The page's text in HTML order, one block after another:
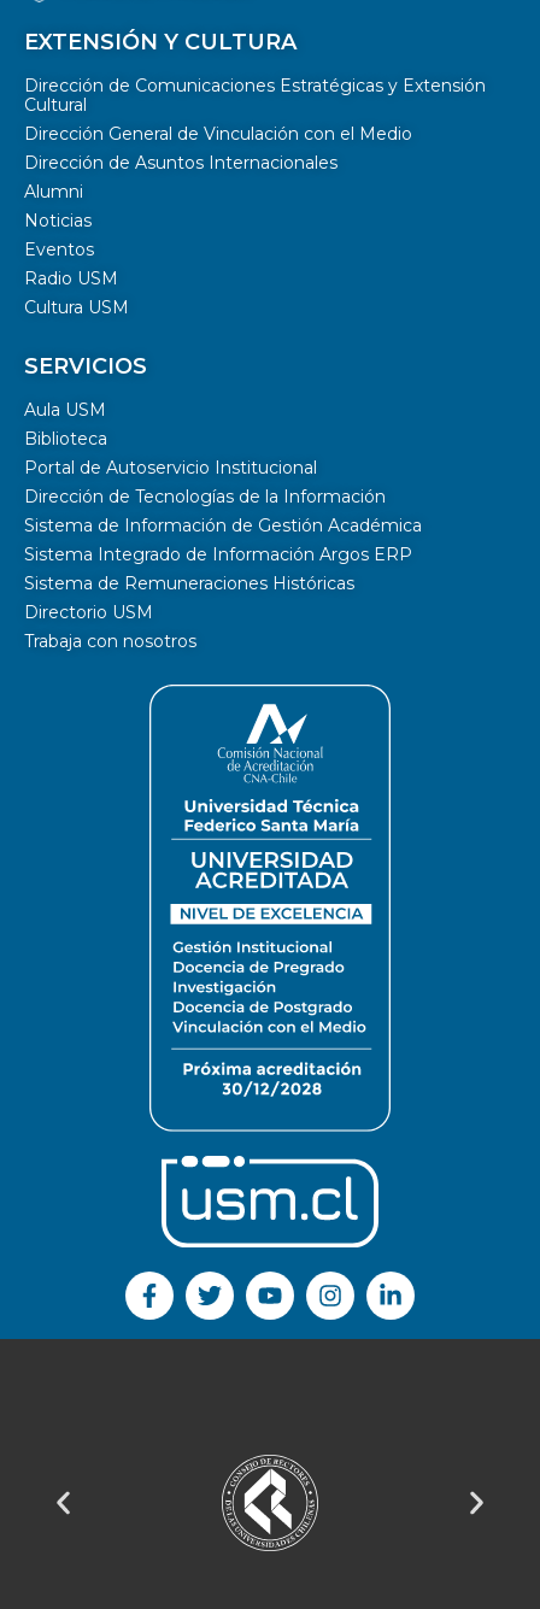
EXTENSIÓN Y CULTURA
Dirección de Comunicaciones Estratégicas y Extensión
Cultural
Dirección General de Vinculación con el Medio
Dirección de Asuntos Internacionales
Alumni
Noticias
Eventos
Radio USM
Cultura USM
SERVICIOS
Aula USM
Biblioteca
Portal de Autoservicio Institucional
Dirección de Tecnologías de la Información
Sistema de Información de Gestión Académica
Sistema Integrado de Información Argos ERP
Sistema de Remuneraciones Históricas
Directorio USM
Trabaja con nosotros